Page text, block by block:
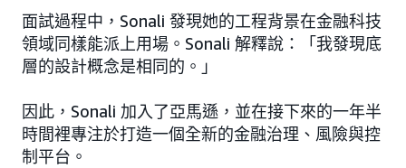
面試過程中，Sonali 發現她的工程背景在金融科技
領域同樣能派上用場。Sonali 解釋說：「我發現底
層的設計概念是相同的。」
因此，Sonali 加入了亞馬遜，並在接下來的一年半
時間裡專注於打造一個全新的金融治理、風險與控
制平台。